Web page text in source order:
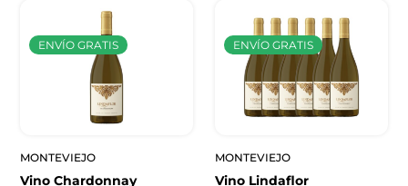
ENVÍO GRATIS
MONTEVIEJO
Vino Chardonnay
ENVÍO GRATIS
MONTEVIEJO
Vino Lindaflor